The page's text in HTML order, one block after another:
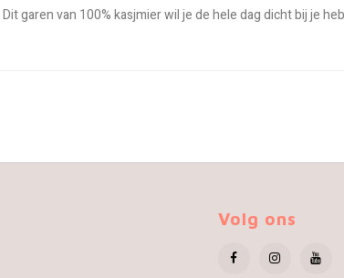
garen van 100% kasjmier wil je de hele dag dicht bij je
Volg ons